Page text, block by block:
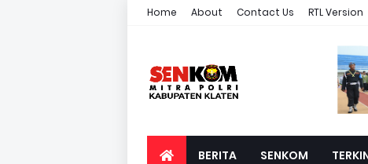
Home About Contact Us RTL Version
BERITA SENKOM